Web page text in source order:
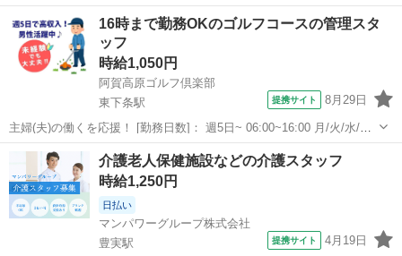
料のセット ◆マシンの起動 ◆加工状態の監視 ◆終了後の取出し ◆次
工程への運搬 ⇒製品の加工はマシンがおこなうので安心♪ ※クリーン
ルーム内作業になります...
東蒲原郡 工場
16時まで勤務OKのゴルフコースの管理スタ
ッフ
時給1,050円
阿賀高原ゴルフ倶楽部
東下条駅
提携サイト 8月29日
主婦(夫)の働くを応援！ [勤務日数]： 週5日~ 06:00~16:00 月/火/水/木/
金/土/日 などから選べます [勤務地・最寄駅]： 新潟県東蒲原郡阿賀町
石戸4720 阿賀高原ゴルフ倶楽部 東下条駅自動車10分...
新潟 東蒲原郡 東下条駅 その他
介護老人保健施設などの介護スタッフ
時給1,250円
日払い
マンパワーグループ株式会社
豊実駅
提携サイト 4月19日